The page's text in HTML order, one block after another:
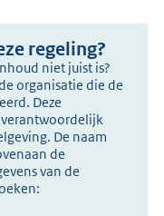
regeling?
niet juist is?
organisatie die de
Deze
De naam
de
van de